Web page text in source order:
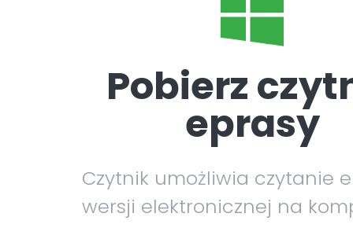
Pobierz
eprasy
Czytnik umożliwia czytanie
wersji elektronicznej na